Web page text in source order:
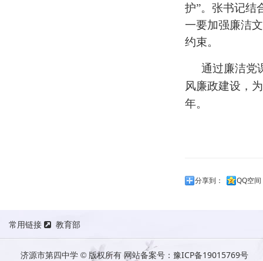
护”。张书记结
一要加强廉洁
约束。
通过廉洁党
风廉政建设，
年。
分享到： QQ空间
常用链接 教育部
济源市第四中学 © 版权所有 网站备案号： 豫ICP备19015769号